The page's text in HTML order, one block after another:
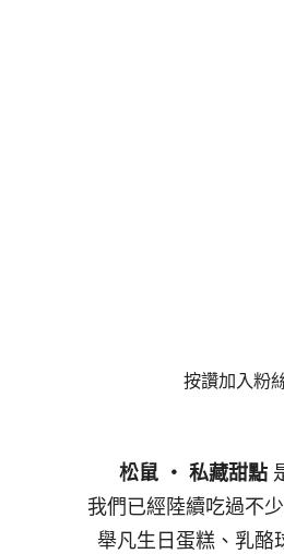
按讚加入粉
松鼠 ‧ 私藏甜點
我們已經陸續吃過不
舉凡生日蛋糕、乳酪